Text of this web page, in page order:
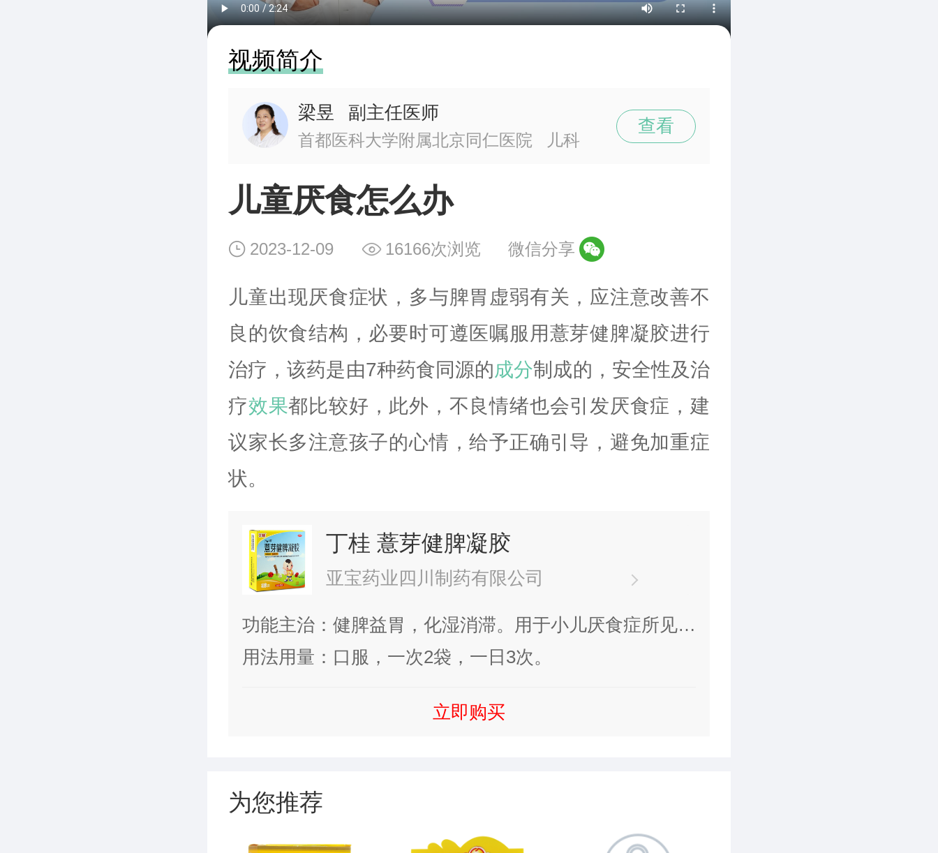
视频简介
梁昱 副主任医师
首都医科大学附属北京同仁医院 儿科
查看
儿童厌食怎么办
2023-12-09 16166次浏览 微信分享
儿童出现厌食症状，多与脾胃虚弱有关，应注意改善不
良的饮食结构，必要时可遵医嘱服用薏芽健脾凝胶进行
治疗，该药是由7种药食同源的成分制成的，安全性及治
疗效果都比较好，此外，不良情绪也会引发厌食症，建
议家长多注意孩子的心情，给予正确引导，避免加重症
状。
丁桂 薏芽健脾凝胶
亚宝药业四川制药有限公司
功能主治：健脾益胃，化湿消滞。用于小儿厌食症所见面
色萎黄，消瘦神疲，纳差腹胀，腹泻便溏。
用法用量：口服，一次2袋，一日3次。
立即购买
为您推荐